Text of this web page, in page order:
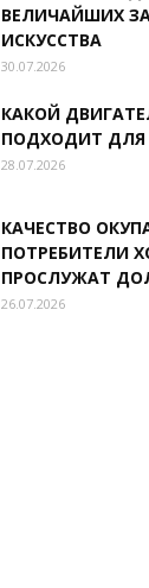
ВЕЛИЧАЙШИХ
ИСКУССТВА
30.07.2026
КАКОЙ
ПОДХОДИТ ДЛЯ
28.07.2026
КАЧЕСТВО
ПОТРЕБИТЕЛИ
ПРОСЛУЖАТ
26.07.2026